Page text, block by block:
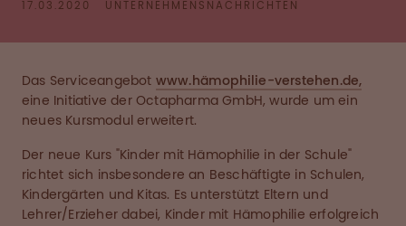
17.03.2020 UNTERNEHMENSNACHRICHTEN
Das Serviceangebot www.hämophilie-verstehen.de,
eine Initiative der Octapharma GmbH, wurde um ein
neues Kursmodul erweitert.
Der neue Kurs "Kinder mit Hämophilie in der Schule"
richtet sich insbesondere an Beschäftigte in Schulen,
Kindergärten und Kitas. Es unterstützt Eltern und
Lehrer/Erzieher dabei, Kinder mit Hämophilie erfolgreich